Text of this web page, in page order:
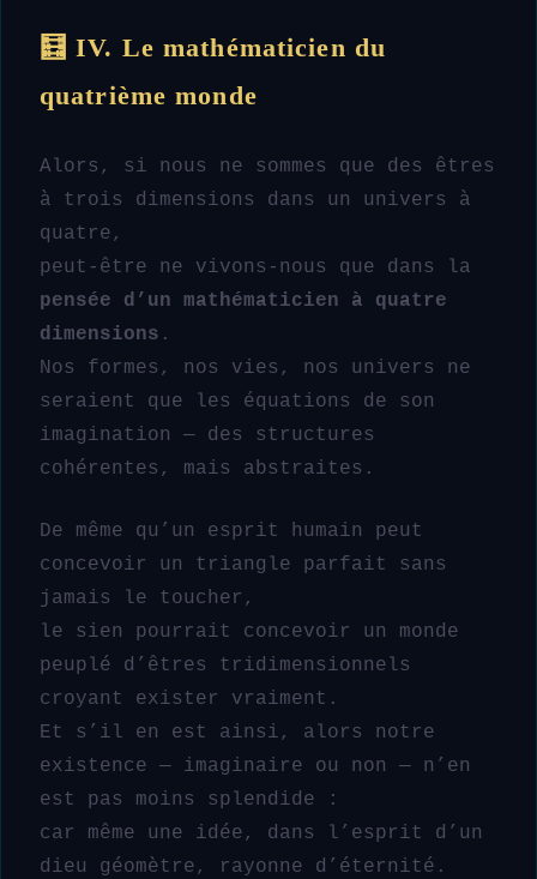
🧮 IV. Le mathématicien du
quatrième monde
Alors, si nous ne sommes que des êtres
à trois dimensions dans un univers à
quatre,
peut-être ne vivons-nous que dans la
pensée d’un mathématicien à quatre
dimensions .
Nos formes, nos vies, nos univers ne
seraient que les équations de son
imagination — des structures
cohérentes, mais abstraites.
De même qu’un esprit humain peut
concevoir un triangle parfait sans
jamais le toucher,
le sien pourrait concevoir un monde
peuplé d’êtres tridimensionnels
croyant exister vraiment.
Et s’il en est ainsi, alors notre
existence — imaginaire ou non — n’en
est pas moins splendide :
car même une idée, dans l’esprit d’un
dieu géomètre, rayonne d’éternité.